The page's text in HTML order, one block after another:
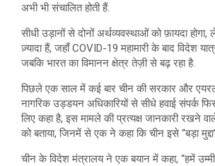
अभी भी संचालित होती हैं.
सीधी उड़ानों से दोनों अर्थव्यवस्थाओं को फ़ायदा
ज़्यादा हैं, जहाँ COVID-19 महामारी के बाद विदेश
जबकि भारत का विमानन क्षेत्र तेज़ी से बढ़ रहा है.
पिछले एक साल में कई बार चीन की सरकार और
नागरिक उड्डयन अधिकारियों से सीधे हवाई संपर्क
लिए कहा है, इस मामले की प्रत्यक्ष जानकारी रखने
को बताया, जिनमें से एक ने कहा कि चीन इसे “बड़ा
चीन के विदेश मंत्रालय ने एक बयान में कहा, “हमें